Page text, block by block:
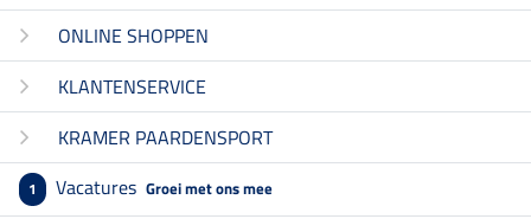
ONLINE SHOPPEN
KLANTENSERVICE
KRAMER PAARDENSPORT
1 Vacatures Groei met ons mee